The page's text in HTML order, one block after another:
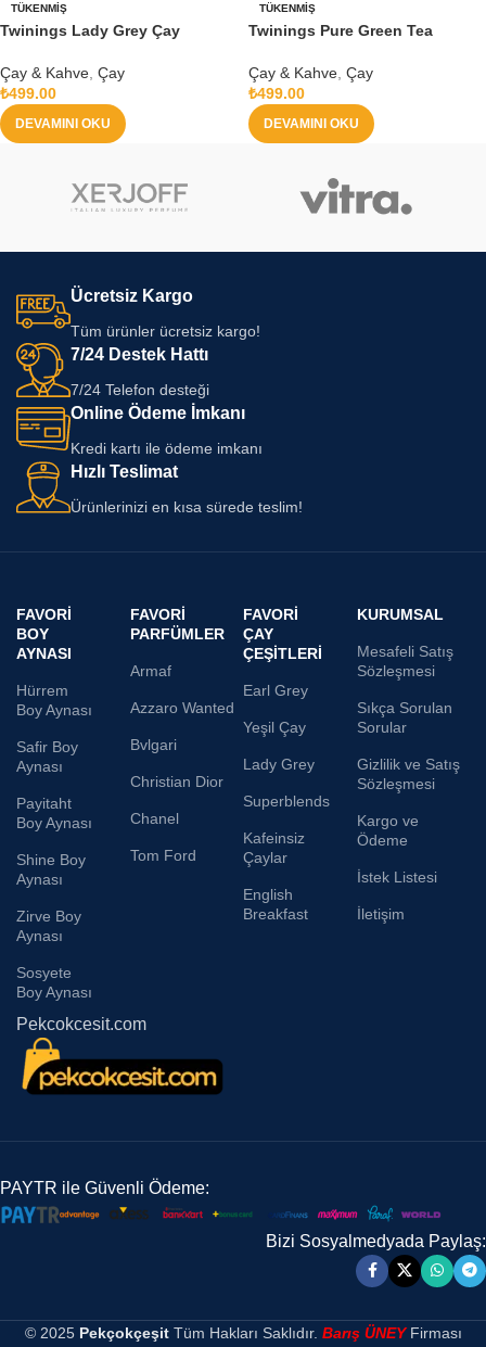
TÜKENMIŞ
Twinings Lady Grey Çay
Çay & Kahve Çay
₺499.00
DEVAMINI OKU
TÜKENMIŞ
Twinings Pure Green Tea
Çay & Kahve Çay
₺499.00
DEVAMINI OKU
Ücretsiz Kargo
Tüm ürünler ücretsiz kargo!
7/24 Destek Hattı
7/24 Telefon desteği
Online Ödeme İmkanı
Kredi kartı ile ödeme imkanı
Hızlı Teslimat
Ürünlerinizi en kısa sürede teslim!
FAVORI
BOY
AYNASI
Hürrem
Boy Aynası
Safir Boy
Aynası
Payitaht
Boy Aynası
Shine Boy
Aynası
Zirve Boy
Aynası
Sosyete
Boy Aynası
FAVORI
PARFÜMLER
Armaf
Azzaro Wanted
Bvlgari
Christian Dior
Chanel
Tom Ford
FAVORI
ÇAY
ÇEŞITLERI
Earl Grey
Yeşil Çay
Lady Grey
Superblends
Kafeinsiz
Çaylar
English
Breakfast
KURUMSAL
Mesafeli Satış
Sözleşmesi
Sıkça Sorulan
Sorular
Gizlilik ve Satış
Sözleşmesi
Kargo ve
Ödeme
İstek Listesi
İletişim
Pekcokcesit.com
PAYTR ile Güvenli Ödeme:
Bizi Sosyalmedyada Paylaş:
© 2025 PekçokçeşitTüm Hakları Saklıdır. Barış ÜNEYFirması